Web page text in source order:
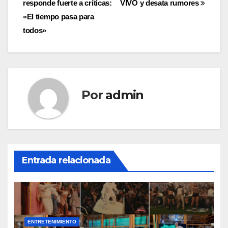
entradas VIVO y desata rumores
responde fuerte a críticas:
«El tiempo pasa para
todos»
Por admin
Entrada relacionada
ENTRETENIMIENTO